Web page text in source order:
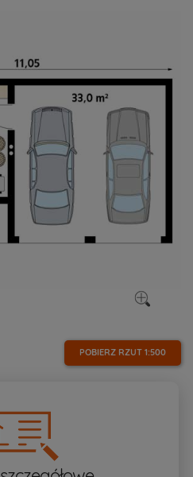
POBIERZ RZUT 1:500